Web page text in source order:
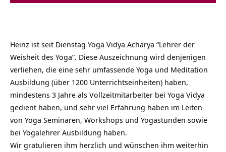
Heinz ist seit Dienstag Yoga Vidya Acharya “Lehrer der
Weisheit des Yoga”. Diese Auszeichnung wird denjenigen
verliehen, die eine sehr umfassende Yoga und Meditation
Ausbildung (über 1200 Unterrichtseinheiten) haben,
mindestens 3 Jahre als Vollzeitmitarbeiter bei Yoga Vidya
gedient haben, und sehr viel Erfahrung haben im Leiten
von Yoga Seminaren, Workshops und Yogastunden sowie
bei Yogalehrer Ausbildung haben.
Wir gratulieren ihm herzlich und wünschen ihm weiterhin